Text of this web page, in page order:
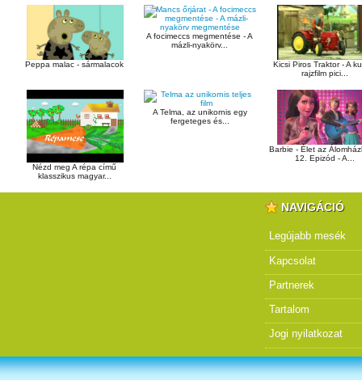
Peppa malac - sármalacok
A focimeccs megmentése - A
mázli-nyakörv...
Kicsi Piros Traktor - A
rajzfilm pici...
Nézd meg A répa című
klasszikus magyar...
A Telma, az unikornis egy
fergeteges és...
Barbie - Élet az
12. Epizód - A...
NAVIGÁCIÓ
Legújabb mesék
Kapcsolat
Partnerek
Tartalom
Jogi nyilatkozat